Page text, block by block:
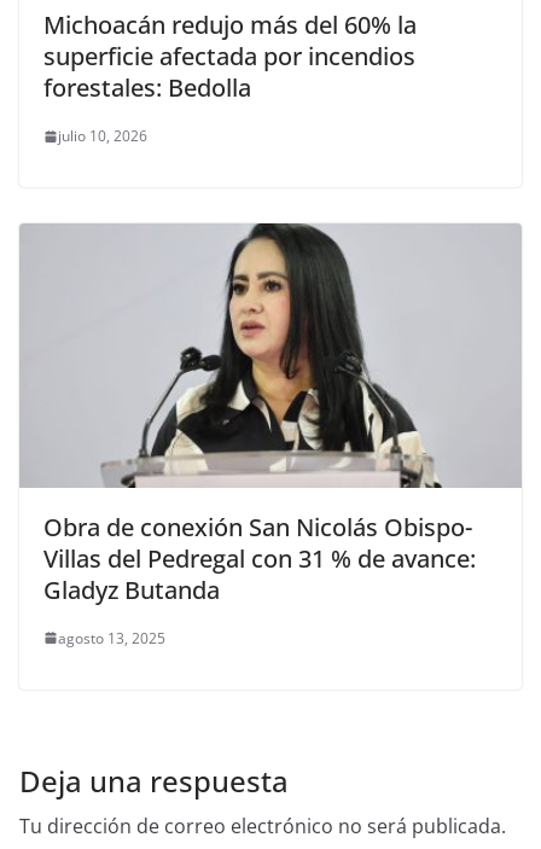
Michoacán redujo más del 60% la
superficie afectada por incendios
forestales: Bedolla
julio 10, 2026
Obra de conexión San Nicolás Obispo-
Villas del Pedregal con 31 % de avance:
Gladyz Butanda
agosto 13, 2025
Deja una respuesta
Tu dirección de correo electrónico no será publicada.